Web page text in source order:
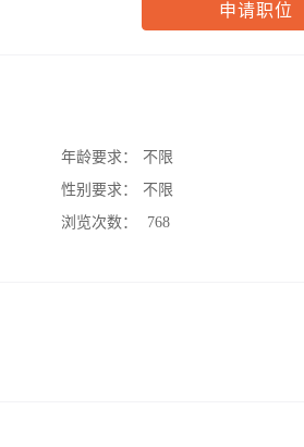
申请职位
年龄要求：
不限
性别要求：
不限
浏览次数：
768